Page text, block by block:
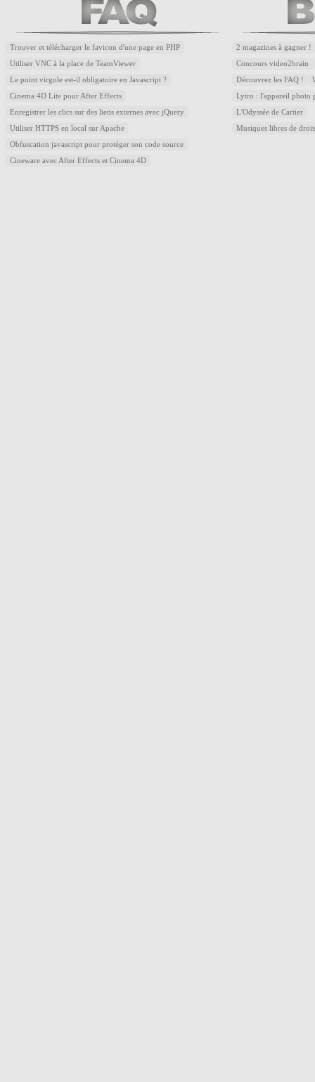
Trouver et télécharger le favicon d'une page en PHP
Utiliser VNC à la place de TeamViewer
Le point virgule est-il obligatoire en Javascript ?
Cinema 4D Lite pour After Effects
Enregistrer les clics sur des liens externes avec jQuery
Utiliser HTTPS en local sur Apache
Obfuscation javascript pour protéger son code source
Cineware avec After Effects et Cinema 4D
2 magazines à gagner !
Concours video2brain
Découvrez les FAQ !
Lytro : l'appareil photo
L'Odyssée de Cartier
Musiques libres de